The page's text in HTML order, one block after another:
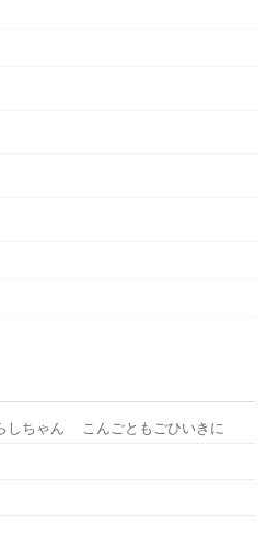
しちゃん こんごともごひいきに